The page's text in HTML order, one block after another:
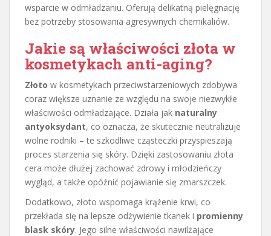
wsparcie w odmładzaniu. Oferują delikatną pielęgnację
bez potrzeby stosowania agresywnych chemikaliów.
Jakie są właściwości złota w
kosmetykach anti-aging?
Złoto w kosmetykach przeciwstarzeniowych zdobywa
coraz większe uznanie ze względu na swoje niezwykłe
właściwości odmładzające. Działa jak naturalny
antyoksydant, co oznacza, że skutecznie neutralizuje
wolne rodniki – te szkodliwe cząsteczki przyspieszają
proces starzenia się skóry. Dzięki zastosowaniu złota
cera może dłużej zachować zdrowy i młodzieńczy
wygląd, a także opóźnić pojawianie się zmarszczek.
Dodatkowo, złoto wspomaga krążenie krwi, co
przekłada się na lepsze odżywienie tkanek i promienny
blask skóry. Jego silne właściwości nawilżające